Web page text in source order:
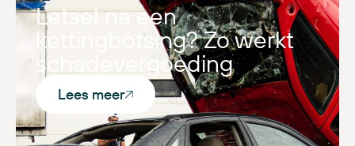
Letsel na een
kettingbotsing? Zo werkt
schadevergoeding
Lees meer